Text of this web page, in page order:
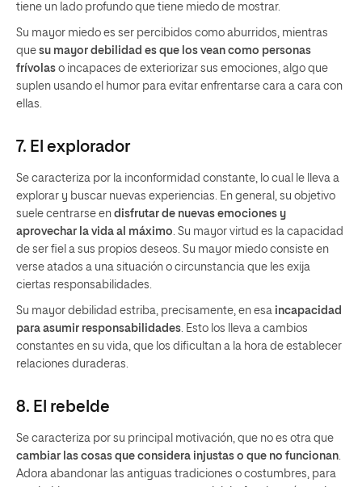
tiene un lado profundo que tiene miedo de mostrar.
Su mayor miedo es ser percibidos como aburridos, mientras
que su mayor debilidad es que los vean como personas
frívolas o incapaces de exteriorizar sus emociones, algo que
suplen usando el humor para evitar enfrentarse cara a cara con
ellas.
7. El explorador
Se caracteriza por la inconformidad constante, lo cual le lleva a
explorar y buscar nuevas experiencias. En general, su objetivo
suele centrarse en disfrutar de nuevas emociones y
aprovechar la vida al máximo. Su mayor virtud es la capacidad
de ser fiel a sus propios deseos. Su mayor miedo consiste en
verse atados a una situación o circunstancia que les exija
ciertas responsabilidades.
Su mayor debilidad estriba, precisamente, en esa incapacidad
para asumir responsabilidades. Esto los lleva a cambios
constantes en su vida, que los dificultan a la hora de establecer
relaciones duraderas.
8. El rebelde
Se caracteriza por su principal motivación, que no es otra que
cambiar las cosas que considera injustas o que no funcionan.
Adora abandonar las antiguas tradiciones o costumbres, para